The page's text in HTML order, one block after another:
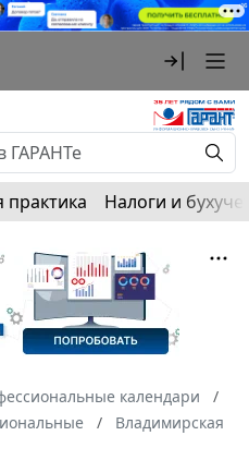
практика Налоги и
календари
Владимирская